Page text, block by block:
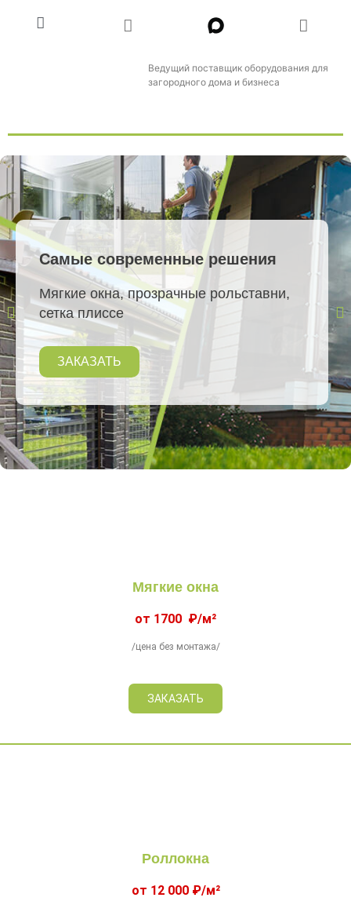
Ведущий поставщик оборудования для
загородного дома и бизнеса
Самые современные решения
Мягкие окна, прозрачные рольставни,
сетка плиссе
ЗАКАЗАТЬ
Мягкие окна
от 1700 ₽/м²
/цена без монтажа/
ЗАКАЗАТЬ
Роллокна
от 12 000 ₽/м²